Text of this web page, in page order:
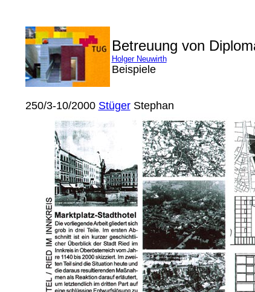
Betreuung von
Holger Neuwirth
Beispiele
250/3-10/2000 StügerStephan